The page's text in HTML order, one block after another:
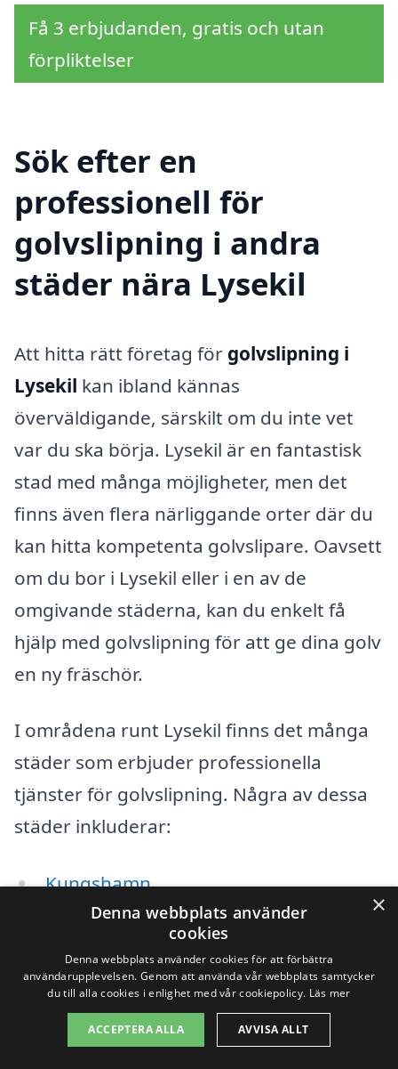
Få 3 erbjudanden, gratis och utan
förpliktelser
Sök efter en
professionell för
golvslipning i andra
städer nära Lysekil
Att hitta rätt företag för golvslipning i
Lysekil kan ibland kännas
överväldigande, särskilt om du inte vet
var du ska börja. Lysekil är en fantastisk
stad med många möjligheter, men det
finns även flera närliggande orter där du
kan hitta kompetenta golvslipare. Oavsett
om du bor i Lysekil eller i en av de
omgivande städerna, kan du enkelt få
hjälp med golvslipning för att ge dina golv
en ny fräschör.
I områdena runt Lysekil finns det många
städer som erbjuder professionella
tjänster för golvslipning. Några av dessa
städer inkluderar:
Kungshamn
Sotenäs
Fiskebäckskil
×
Denna webbplats använder
cookies
Denna webbplats använder cookies för att förbättra
användarupplevelsen. Genom att använda vår webbplats samtycker
du till alla cookies i enlighet med vår cookiepolicy. Läs mer
ACCEPTERA ALLA AVVISA ALLT